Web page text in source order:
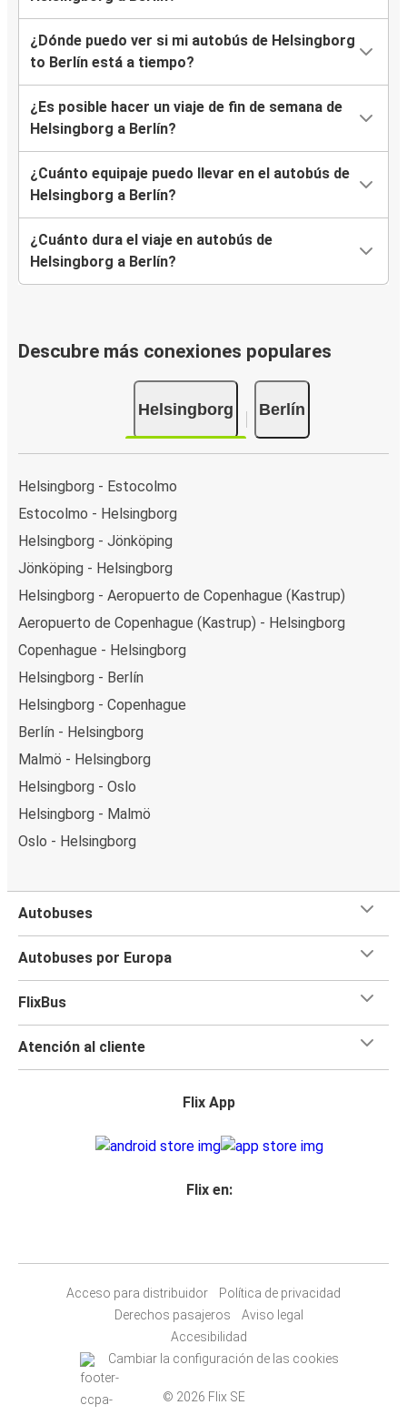
¿Dónde puedo ver si mi autobús de Helsingborg
to Berlín está a tiempo?
¿Es posible hacer un viaje de fin de semana de
Helsingborg a Berlín?
¿Cuánto equipaje puedo llevar en el autobús de
Helsingborg a Berlín?
¿Cuánto dura el viaje en autobús de
Helsingborg a Berlín?
Descubre más conexiones populares
Helsingborg Berlín
Helsingborg - Estocolmo
Estocolmo - Helsingborg
Helsingborg - Jönköping
Jönköping - Helsingborg
Helsingborg - Aeropuerto de Copenhague (Kastrup)
Aeropuerto de Copenhague (Kastrup) - Helsingborg
Copenhague - Helsingborg
Helsingborg - Berlín
Helsingborg - Copenhague
Berlín - Helsingborg
Malmö - Helsingborg
Helsingborg - Oslo
Helsingborg - Malmö
Oslo - Helsingborg
Autobuses
Autobuses por Europa
FlixBus
Atención al cliente
Flix App
Flix en:
Acceso para distribuidor
Política de privacidad
Derechos pasajeros
Aviso legal
Accesibilidad
Cambiar la configuración de las cookies
© 2026 Flix SE